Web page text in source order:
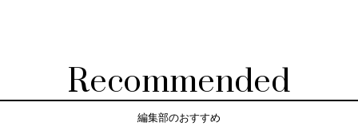
Recommended
編集部のおすすめ